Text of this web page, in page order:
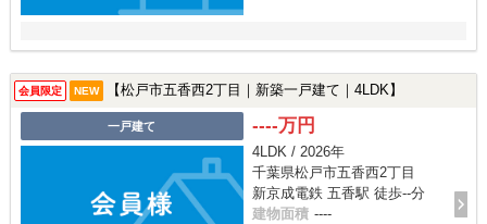
会員限定 NEW 【松戸市五香西2丁目｜新築一戸建て｜4LDK】
一戸建て ----万円
4LDK / 2026年
千葉県松戸市五香西2丁目
新京成電鉄 五香駅 徒歩--分
建物面積 ----